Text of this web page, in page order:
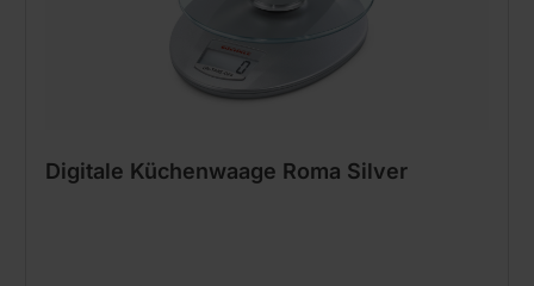
Digitale Küchenwaage Roma Silver